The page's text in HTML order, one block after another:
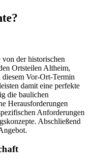
von der historischen
Ortsteilen Altheim,
Vor-Ort-Termin
damit eine perfekte
die baulichen
Herausforderungen
Anforderungen
Abschließend